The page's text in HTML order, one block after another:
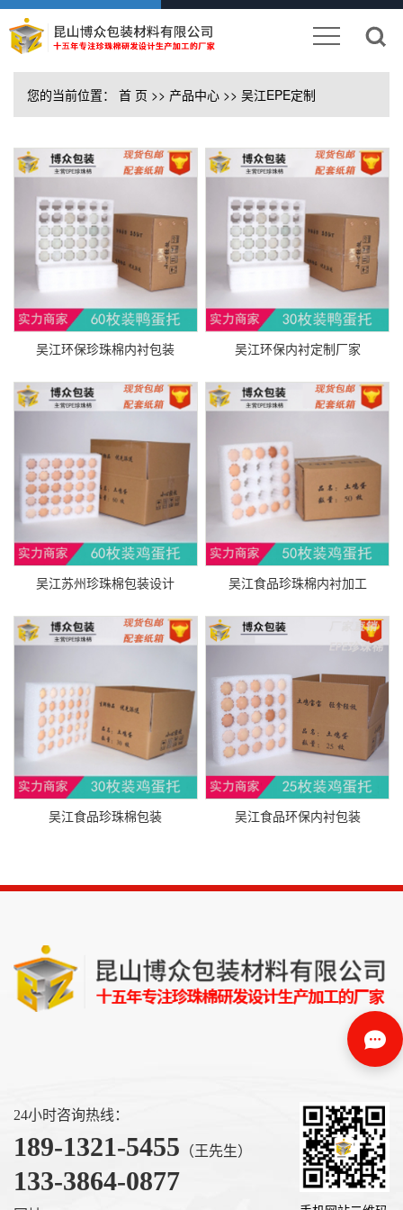
您的当前位置： 首 页 >> 产品中心 >> 吴江EPE定制
吴江环保珍珠棉内衬包装 吴江环保内衬定制厂家
吴江苏州珍珠棉包装设计 吴江食品珍珠棉内衬加工
吴江食品珍珠棉包装 吴江食品环保内衬包装
24小时咨询热线：
189-1321-5455 （王先生）
133-3864-0877